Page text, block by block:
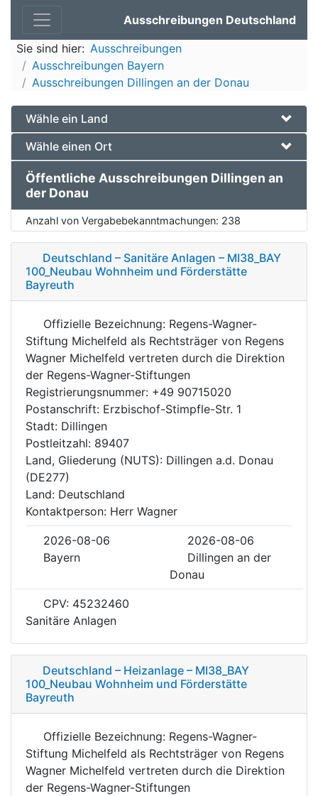
Ausschreibungen Deutschland
Sie sind hier: Ausschreibungen
Ausschreibungen Bayern
Ausschreibungen Dillingen an der Donau
Wähle ein Land
Wähle einen Ort
Öffentliche Ausschreibungen Dillingen an
der Donau
Anzahl von Vergabebekanntmachungen: 238
Deutschland – Sanitäre Anlagen – MI38_BAY
100_Neubau Wohnheim und Förderstätte
Bayreuth
Offizielle Bezeichnung: Regens-Wagner-
Stiftung Michelfeld als Rechtsträger von Regens
Wagner Michelfeld vertreten durch die Direktion
der Regens-Wagner-Stiftungen
Registrierungsnummer: +49 90715020
Postanschrift: Erzbischof-Stimpfle-Str. 1
Stadt: Dillingen
Postleitzahl: 89407
Land, Gliederung (NUTS): Dillingen a.d. Donau
(DE277)
Land: Deutschland
Kontaktperson: Herr Wagner
2026-08-06
2026-08-06
Bayern
Dillingen an der
Donau
CPV: 45232460
Sanitäre Anlagen
Deutschland – Heizanlage – MI38_BAY
100_Neubau Wohnheim und Förderstätte
Bayreuth
Offizielle Bezeichnung: Regens-Wagner-
Stiftung Michelfeld als Rechtsträger von Regens
Wagner Michelfeld vertreten durch die Direktion
der Regens-Wagner-Stiftungen